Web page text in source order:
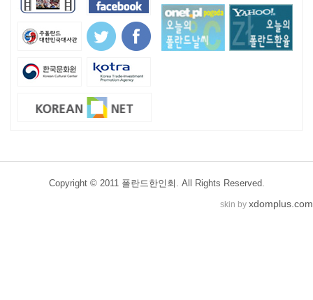
Copyright © 2011 폴란드한인회. All Rights Reserved.
skin by xdomplus.com